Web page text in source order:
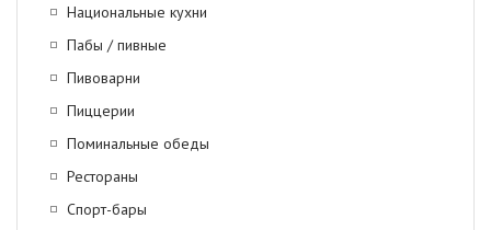
Национальные кухни
Пабы / пивные
Пивоварни
Пиццерии
Поминальные обеды
Рестораны
Спорт-бары